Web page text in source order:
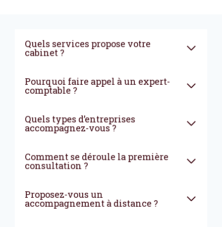
Quels services propose votre
cabinet ?
Pourquoi faire appel à un expert-
comptable ?
Quels types d’entreprises
accompagnez-vous ?
Comment se déroule la première
consultation ?
Proposez-vous un
accompagnement à distance ?